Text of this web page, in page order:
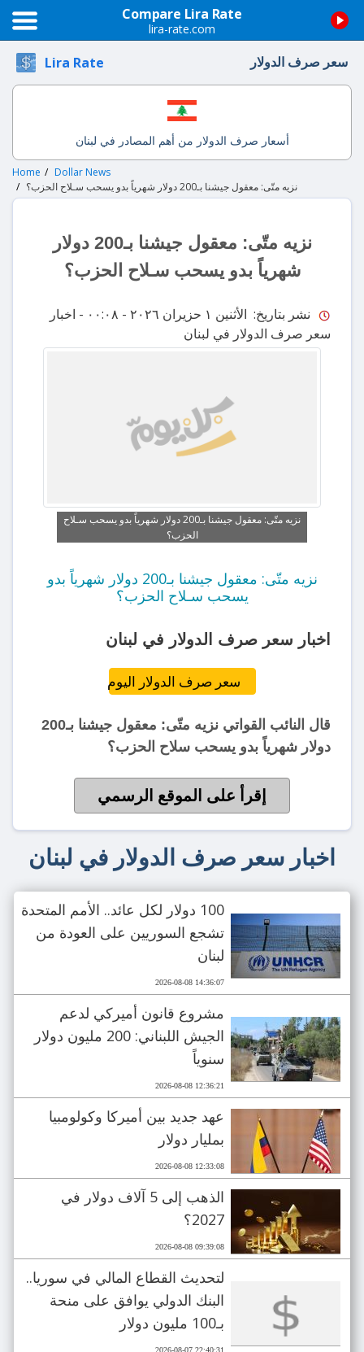
Compare Lira Rate
lira-rate.com
Lira Rate سعر صرف الدولار
أسعار صرف الدولار من أهم المصادر في لبنان
Home
Dollar News
نزيه متّى: معقول جيشنا بـ200 دولار شهرياً بدو يسحب سـلاح الحزب؟
نزيه متّى: معقول جيشنا بـ200 دولار
شهرياً بدو يسحب سـلاح الحزب؟
نشر بتاريخ: الأثنين ١ حزيران ٢٠٢٦ - ٠٠:٠٨
- اخبار
سعر صرف الدولار في لبنان
نزيه متّى: معقول جيشنا بـ200 دولار شهرياً بدو يسحب سـلاح
الحزب؟
نزيه متّى: معقول جيشنا بـ200 دولار شهرياً بدو
يسحب سـلاح الحزب؟
اخبار سعر صرف الدولار في لبنان
سعر صرف الدولار اليوم
قال النائب القواتي نزيه متّى: معقول جيشنا بـ200
دولار شهرياً بدو يسحب سلاح الحزب؟
إقرأ على الموقع الرسمي
اخبار سعر صرف الدولار في لبنان
100 دولار لكل عائد.. الأمم المتحدة
تشجع السوريين على العودة من
لبنان
2026-08-08 14:36:07
مشروع قانون أميركي لدعم
الجيش اللبناني: 200 مليون دولار
سنوياً
2026-08-08 12:36:21
عهد جديد بين أميركا وكولومبيا
بمليار دولار
2026-08-08 12:33:08
الذهب إلى 5 آلاف دولار في
2027؟
2026-08-08 09:39:08
لتحديث القطاع المالي في سوريا..
البنك الدولي يوافق على منحة
بـ100 مليون دولار
2026-08-07 22:40:31